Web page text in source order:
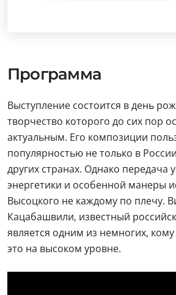
Программа
Выступление состоится в день
творчество которого до сих пор
актуальным. Его композиции
популярностью не только в
других странах. Однако передача
энергетики и особенной манеры
Высоцкого не каждому по плечу.
Кацабашвили, известный
является одним из немногих, кому
это на высоком уровне.